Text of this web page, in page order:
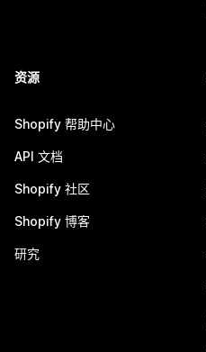
资源
Shopify 帮助中心
API 文档
Shopify 社区
Shopify 博客
研究